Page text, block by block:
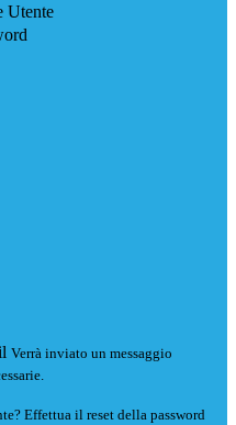
Utente
Verrà inviato un messaggio
Effettua il reset della password